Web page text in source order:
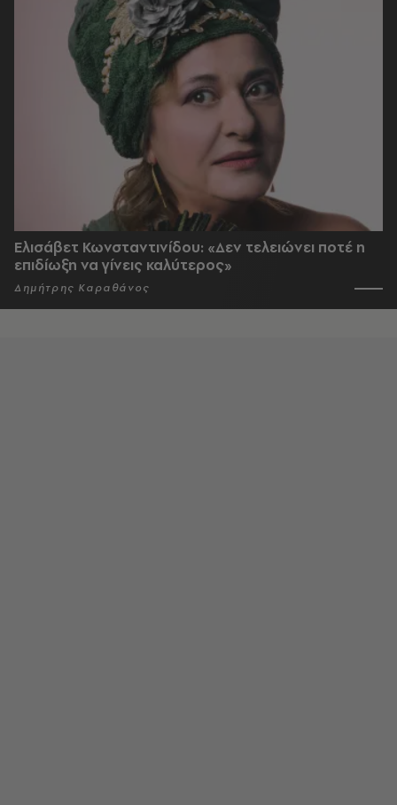
Ελισάβετ Κωνσταντινίδου: «Δεν τελειώνει ποτέ η
επιδίωξη να γίνεις καλύτερος»
Δημήτρης Καραθάνος